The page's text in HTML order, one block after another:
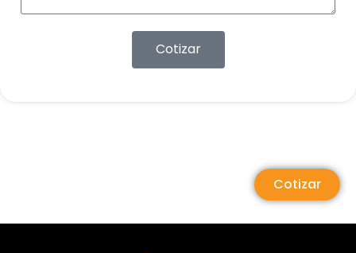
Cotizar
Cotizar